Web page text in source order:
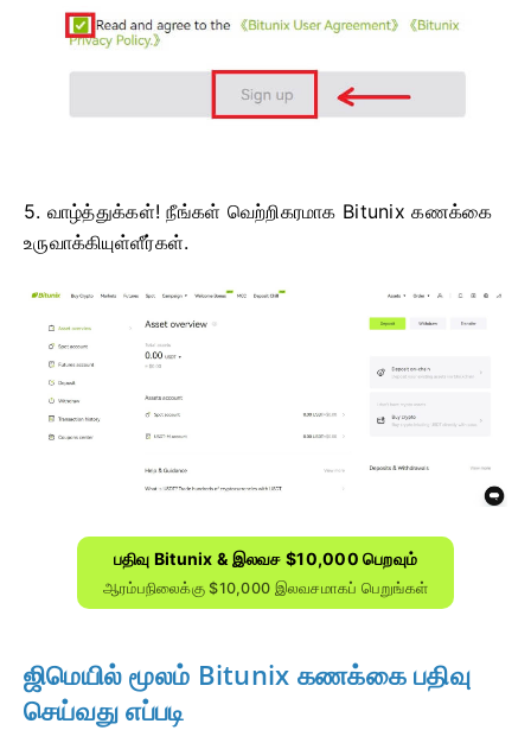
5. வாழ்த்துக்கள்!நீங்கள் வெற்றிகரமாக Bitunix கணக்கை
உருவாக்கியுள்ளீர்கள்.
பதிவு Bitunix & இலவச $10,000 பெறவும்
ஆரம்பநிலைக்கு $10,000 இலவசமாகப் பெறுங்கள்
ஜிமெயில் மூலம் Bitunix கணக்கை பதிவு
செய்வது எப்படி